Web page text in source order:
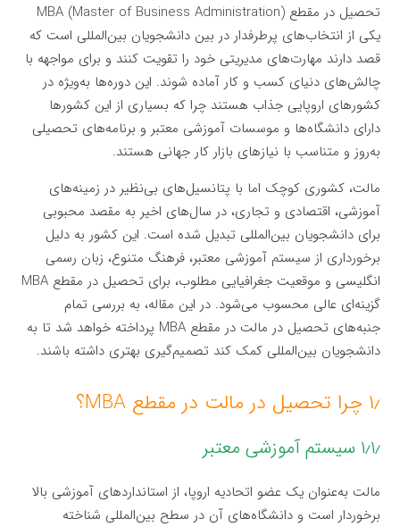
تحصیل در مقطع MBA (Master of Business Administration)
یکی از انتخاب‌های پرطرفدار در بین دانشجویان بین‌المللی است که
قصد دارند مهارت‌های مدیریتی خود را تقویت کنند و برای مواجهه با
چالش‌های دنیای کسب و کار آماده شوند. این دوره‌ها به‌ویژه در
کشورهای اروپایی جذاب هستند چرا که بسیاری از این کشورها
دارای دانشگاه‌ها و موسسات آموزشی معتبر و برنامه‌های تحصیلی
به‌روز و متناسب با نیازهای بازار کار جهانی هستند.
مالت، کشوری کوچک اما با پتانسیل‌های بی‌نظیر در زمینه‌های
آموزشی، اقتصادی و تجاری، در سال‌های اخیر به مقصد محبوبی
برای دانشجویان بین‌المللی تبدیل شده است. این کشور به دلیل
برخورداری از سیستم آموزشی معتبر، فرهنگ متنوع، زبان رسمی
انگلیسی و موقعیت جغرافیایی مطلوب، برای تحصیل در مقطع MBA
گزینه‌ای عالی محسوب می‌شود. در این مقاله، به بررسی تمام
جنبه‌های تحصیل در مالت در مقطع MBA پرداخته خواهد شد تا به
دانشجویان بین‌المللی کمک کند تصمیم‌گیری بهتری داشته باشند.
۱٫ چرا تحصیل در مالت در مقطع MBA؟
۱٫۱٫ سیستم آموزشی معتبر
مالت به‌عنوان یک عضو اتحادیه اروپا، از استانداردهای آموزشی بالا
برخوردار است و دانشگاه‌های آن در سطح بین‌المللی شناخته